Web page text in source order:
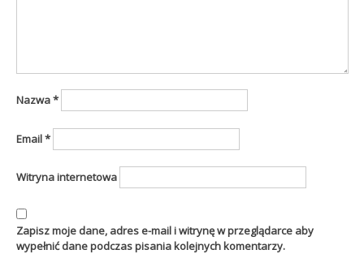
Nazwa*
Email*
Witryna internetowa
Zapisz moje dane, adres e-mail i witrynę w przeglądarce aby
wypełnić dane podczas pisania kolejnych komentarzy.